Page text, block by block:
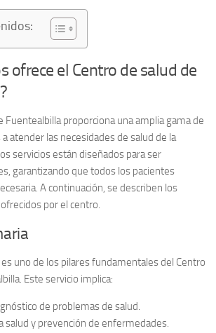
ofrece el Centro de salud de
Fuentealbillaproporciona una amplia gama de
atender las necesidades de salud de la
servicios están diseñados para ser
garantizando que todos los pacientes
A continuación, se describen los
por el centro.
es uno de los pilares fundamentales del Centro
Este servicio implica:
de problemas de salud.
salud y prevención de enfermedades.